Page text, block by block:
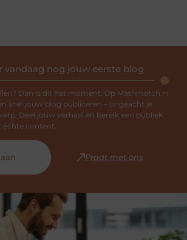
vandaag nog jouw eerste blog
Dan is dit het moment. Op Mathmatch.nl
snel jouw blog publiceren – ongeacht je
Deel jouw verhaal en bereik een publiek
échte content.
Praat met ons